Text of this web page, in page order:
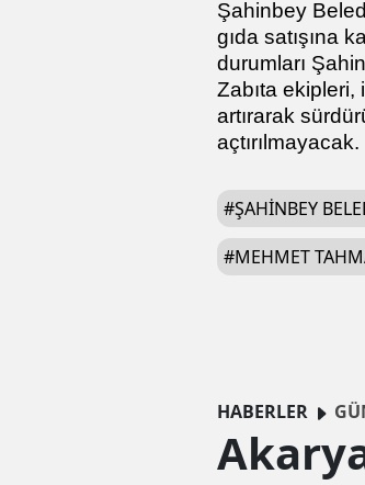
Şahinbey
gıda satışına
durumları
Zabıta
artırarak
açtırılmayacak.
#ŞAHINBEY
#MEHMET
HABERLER